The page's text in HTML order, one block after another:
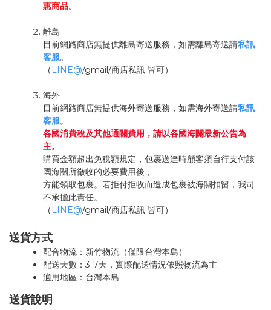
惠商品。
離島
目前網路商店無提供離島寄送服務，如需離島寄送請私訊
客服。
（ LINE@/gmail/商店私訊 皆可）
海外
目前網路商店無提供海外寄送服務，如需海外寄送請私訊
客服。
各國消費稅及其他通關費用，請以各國海關最新公告為
主。
購買金額超出免稅額規定，包裹送達時顧客須自行支付該
國海關所徵收的必要費用後，
方能領取包裹。若拒付拒收而造成包裹被海關扣留，我司
不承擔此責任。
（ LINE@/gmail/商店私訊 皆可）
送貨方式
配合物流： 新竹物流 （僅限台灣本島）
配送天數： 3-7天，實際配送情況依照物流為主
適用地區：台灣本島
送貨說明